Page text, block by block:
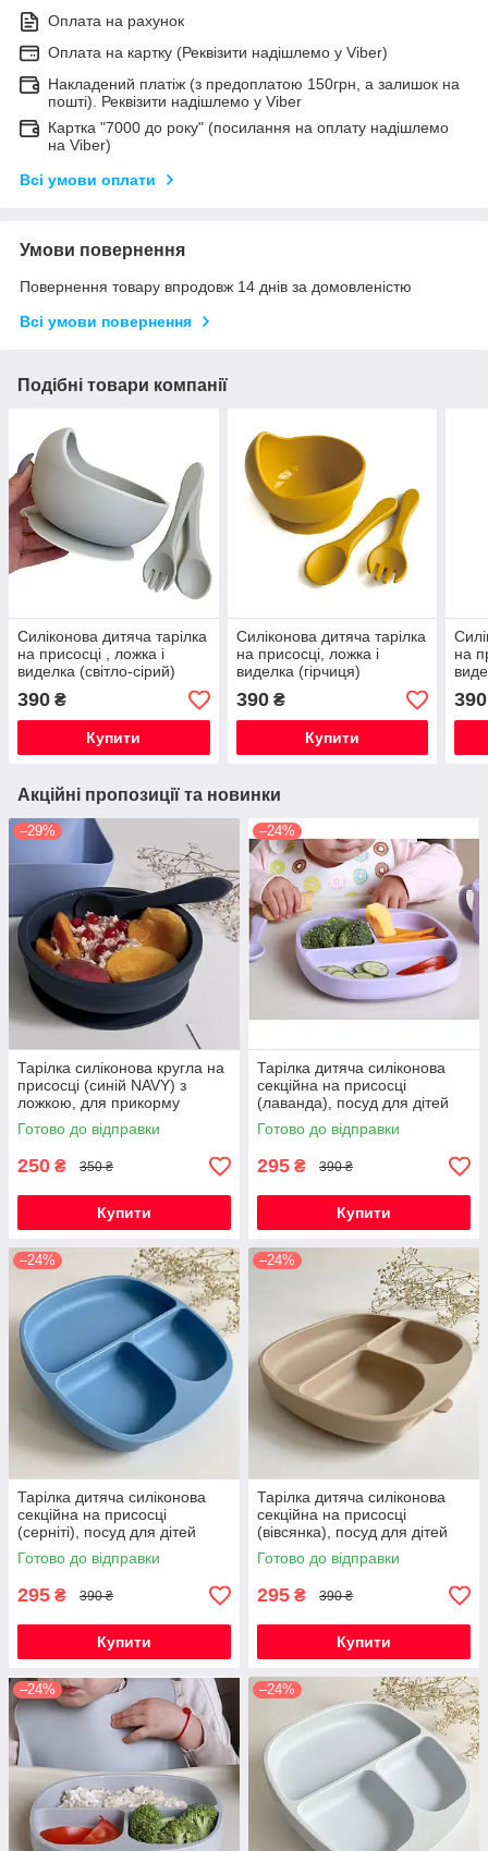
Оплата на рахунок
Оплата на картку (Реквізити надішлемо у Viber)
Накладений платіж (з предоплатою 150грн, а залишок на
пошті). Реквізити надішлемо у Viber
Картка "7000 до року" (посилання на оплату надішлемо
на Viber)
Всі умови оплати
Умови повернення
Повернення товару впродовж 14 днів за домовленістю
Всі умови повернення
Подібні товари компанії
Силіконова дитяча тарілка
на присосці , ложка і
виделка (світло-сірий)
силіконові
390 ₴
Купити
Силіконова дитяча тарілка
на присосці, ложка і
виделка (гірчиця)
силіконова посуд
390₴
Купити
на
390
Акційні пропозиції та новинки
–29%
Тарілка силіконова кругла на
присосці (синій NAVY) з
ложкою, для прикорму
Готово до відправки
250 ₴ 350 ₴
Купити
–24%
Тарілка дитяча силіконова
секційна на присосці
(лаванда), посуд для дітей
силіконовий
Готово до відправки
295 ₴ 390 ₴
Купити
–24%
Тарілка дитяча силіконова
секційна на присосці
(серніті), посуд для дітей
силіконовий
Готово до відправки
295 ₴ 390 ₴
Купити
–24%
Тарілка дитяча силіконова
секційна на присосці
(вівсянка), посуд для дітей
силіконовий
Готово до відправки
295 ₴ 390 ₴
Купити
–24% –24%